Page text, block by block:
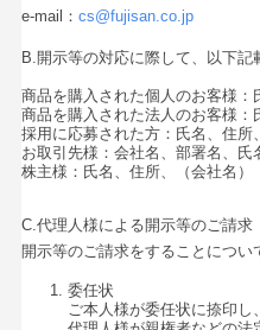
e-mail：cs@fujisan.co.jp
B.開示等の対応に際して、以下記
商品を購入された個人のお客様
商品を購入された法人のお客様
採用に応募された方：氏名、住所
お取引先様：会社名、部署名、氏
株主様：氏名、住所、（会社名）
C.代理人様による開示等のご請求
開示等のご請求をすることについ
委任状
ご本人様が委任状に捺印し